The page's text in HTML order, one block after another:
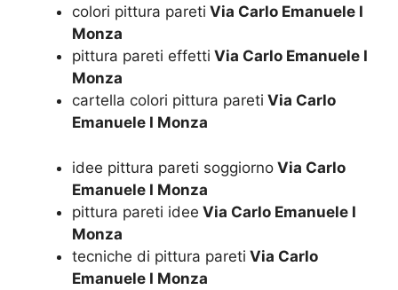
colori pittura pareti Via Carlo Emanuele I
Monza
pittura pareti effetti Via Carlo Emanuele I
Monza
cartella colori pittura pareti Via Carlo
Emanuele I Monza
idee pittura pareti soggiorno Via Carlo
Emanuele I Monza
pittura pareti idee Via Carlo Emanuele I
Monza
tecniche di pittura pareti Via Carlo
Emanuele I Monza